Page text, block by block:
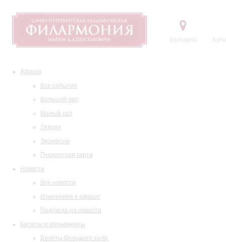
Контакты
Афиша
Все события
Большой зал
Малый зал
Лекции
Экскурсии
Пушкинская карта
Новости
Все новости
Изменения в афише
Подписка на новости
Билеты и абонементы
Билеты Большого зала